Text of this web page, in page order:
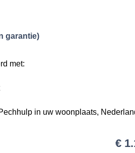
garantie)
met:
in uw woonplaats,
de BOVAG voorwaarden.
€